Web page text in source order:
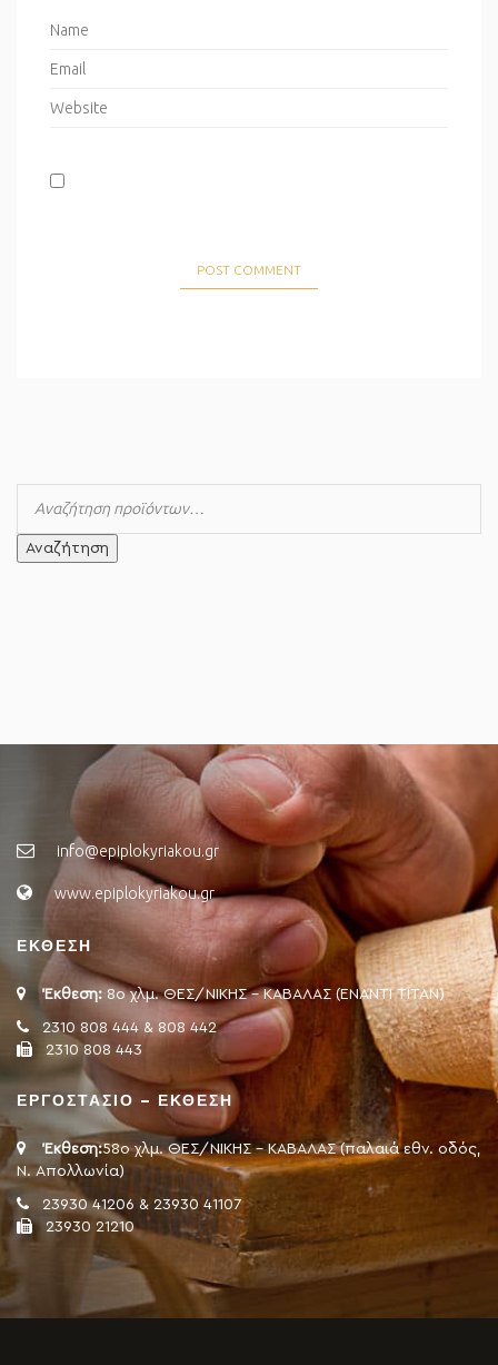
Αναζήτηση
info@epiplokyriakou.gr
www.epiplokyriakou.gr
ΕΚΘΕΣΗ
Έκθεση: 8ο χλμ. ΘΕΣ/ΝΙΚΗΣ - ΚΑΒΑΛΑΣ (ΕΝΑΝΤΙ ΤΙΤΑΝ)
2310 808 444 & 808 442
2310 808 443
ΕΡΓΟΣΤΑΣΙΟ – ΕΚΘΕΣΗ
Έκθεση:58ο χλμ. ΘΕΣ/ΝΙΚΗΣ - ΚΑΒΑΛΑΣ (παλαιά εθν. οδός,
Ν. Απολλωνία)
23930 41206 & 23930 41107
23930 21210